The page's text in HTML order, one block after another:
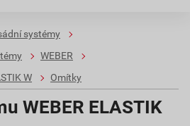
systémy
WEBER
W Omítky
WEBER ELASTIK